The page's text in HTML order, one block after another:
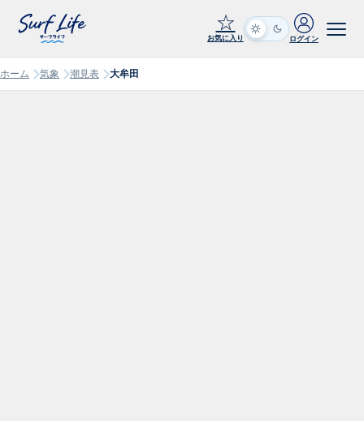
☆
お気に入り ログイン
ホーム 気象 潮見表 大牟田